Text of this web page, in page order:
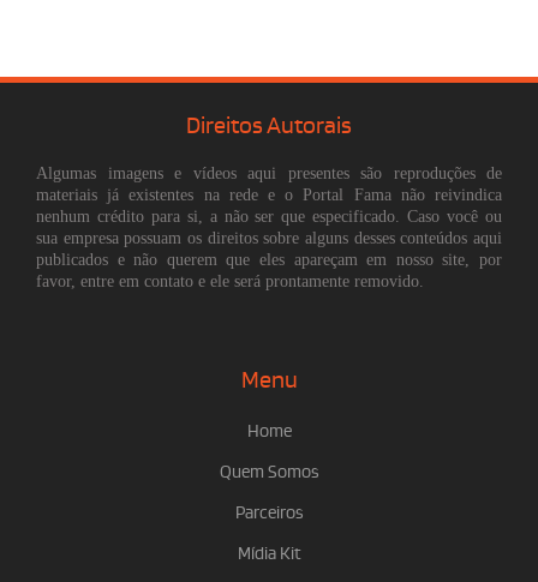
Direitos Autorais
Algumas imagens e vídeos aqui presentes são reproduções de
materiais já existentes na rede e o Portal Fama não reivindica
nenhum crédito para si, a não ser que especificado. Caso você ou
sua empresa possuam os direitos sobre alguns desses conteúdos aqui
publicados e não querem que eles apareçam em nosso site, por
favor, entre em contato e ele será prontamente removido.
Menu
Home
Quem Somos
Parceiros
Mídia Kit